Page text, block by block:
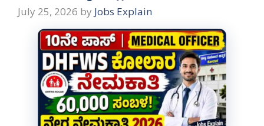
July 25, 2026 by Jobs Explain